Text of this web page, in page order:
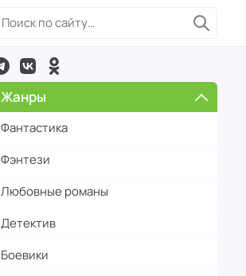
Жанры
Фантастика
Фэнтези
Любовные романы
Детектив
Боевики